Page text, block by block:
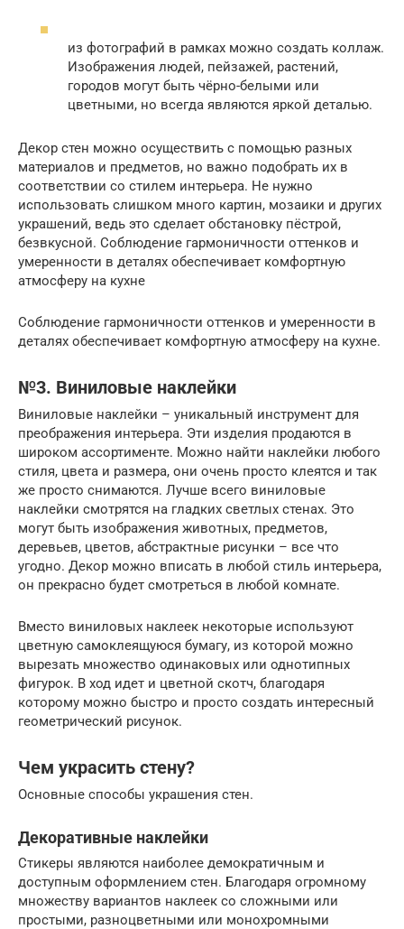
из фотографий в рамках можно создать коллаж.
Изображения людей, пейзажей, растений,
городов могут быть чёрно-белыми или
цветными, но всегда являются яркой деталью.
Декор стен можно осуществить с помощью разных
материалов и предметов, но важно подобрать их в
соответствии со стилем интерьера. Не нужно
использовать слишком много картин, мозаики и других
украшений, ведь это сделает обстановку пёстрой,
безвкусной. Соблюдение гармоничности оттенков и
умеренности в деталях обеспечивает комфортную
атмосферу на кухне
Соблюдение гармоничности оттенков и умеренности в
деталях обеспечивает комфортную атмосферу на кухне.
№3. Виниловые наклейки
Виниловые наклейки – уникальный инструмент для
преображения интерьера. Эти изделия продаются в
широком ассортименте. Можно найти наклейки любого
стиля, цвета и размера, они очень просто клеятся и так
же просто снимаются. Лучше всего виниловые
наклейки смотрятся на гладких светлых стенах. Это
могут быть изображения животных, предметов,
деревьев, цветов, абстрактные рисунки – все что
угодно. Декор можно вписать в любой стиль интерьера,
он прекрасно будет смотреться в любой комнате.
Вместо виниловых наклеек некоторые используют
цветную самоклеящуюся бумагу, из которой можно
вырезать множество одинаковых или однотипных
фигурок. В ход идет и цветной скотч, благодаря
которому можно быстро и просто создать интересный
геометрический рисунок.
Чем украсить стену?
Основные способы украшения стен.
Декоративные наклейки
Стикеры являются наиболее демократичным и
доступным оформлением стен. Благодаря огромному
множеству вариантов наклеек со сложными или
простыми, разноцветными или монохромными